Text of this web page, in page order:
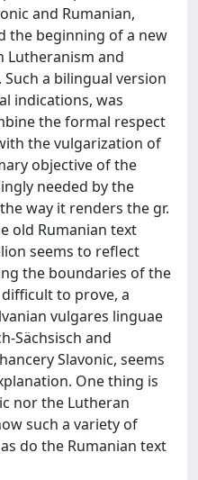
and Rumanian,
the beginning of a new
Lutheranism and
a bilingual version
indications, was
the formal respect
the vulgarization of
objective of the
needed by the
way it renders the gr.
old Rumanian text
seems to reflect
the boundaries of the
to prove, a
vulgares linguae
Sächsisch and
Slavonic, seems
One thing is
nor the Lutheran
such a variety of
do the Rumanian text